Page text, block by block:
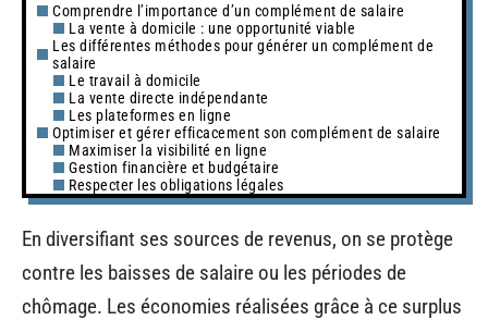
Comprendre l’importance d’un complément de salaire
La vente à domicile : une opportunité viable
Les différentes méthodes pour générer un complément de
salaire
Le travail à domicile
La vente directe indépendante
Les plateformes en ligne
Optimiser et gérer efficacement son complément de salaire
Maximiser la visibilité en ligne
Gestion financière et budgétaire
Respecter les obligations légales
En diversifiant ses sources de revenus, on se protège
contre les baisses de salaire ou les périodes de
chômage. Les économies réalisées grâce à ce surplus